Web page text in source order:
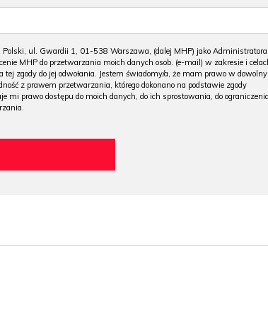
ul. Gwardii 1, 01-538 Warszawa, (dalej MHP) jako Administratora
MHP do przetwarzania moich danych osob. (e-mail) w zakresie i
zgody do jej odwołania. Jestem świadomy/a, że mam prawo w
z prawem przetwarzania, którego dokonano na podstawie zgody
mi prawo dostępu do moich danych, do ich sprostowania, do ograniczenia